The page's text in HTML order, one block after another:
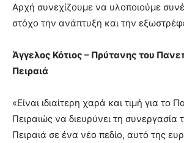
Αρχή συνεχίζουμε να υλοποιούμε
στόχο την ανάπτυξη και την
Άγγελος Κότιος – Πρύτανης του
Πειραιά
«Είναι ιδιαίτερη χαρά και τιμή για το
Πειραιώς να διευρύνει τη συνεργασία
Πειραιά σε ένα νέο πεδίο, αυτό της